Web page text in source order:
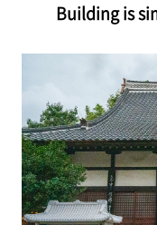
Building is